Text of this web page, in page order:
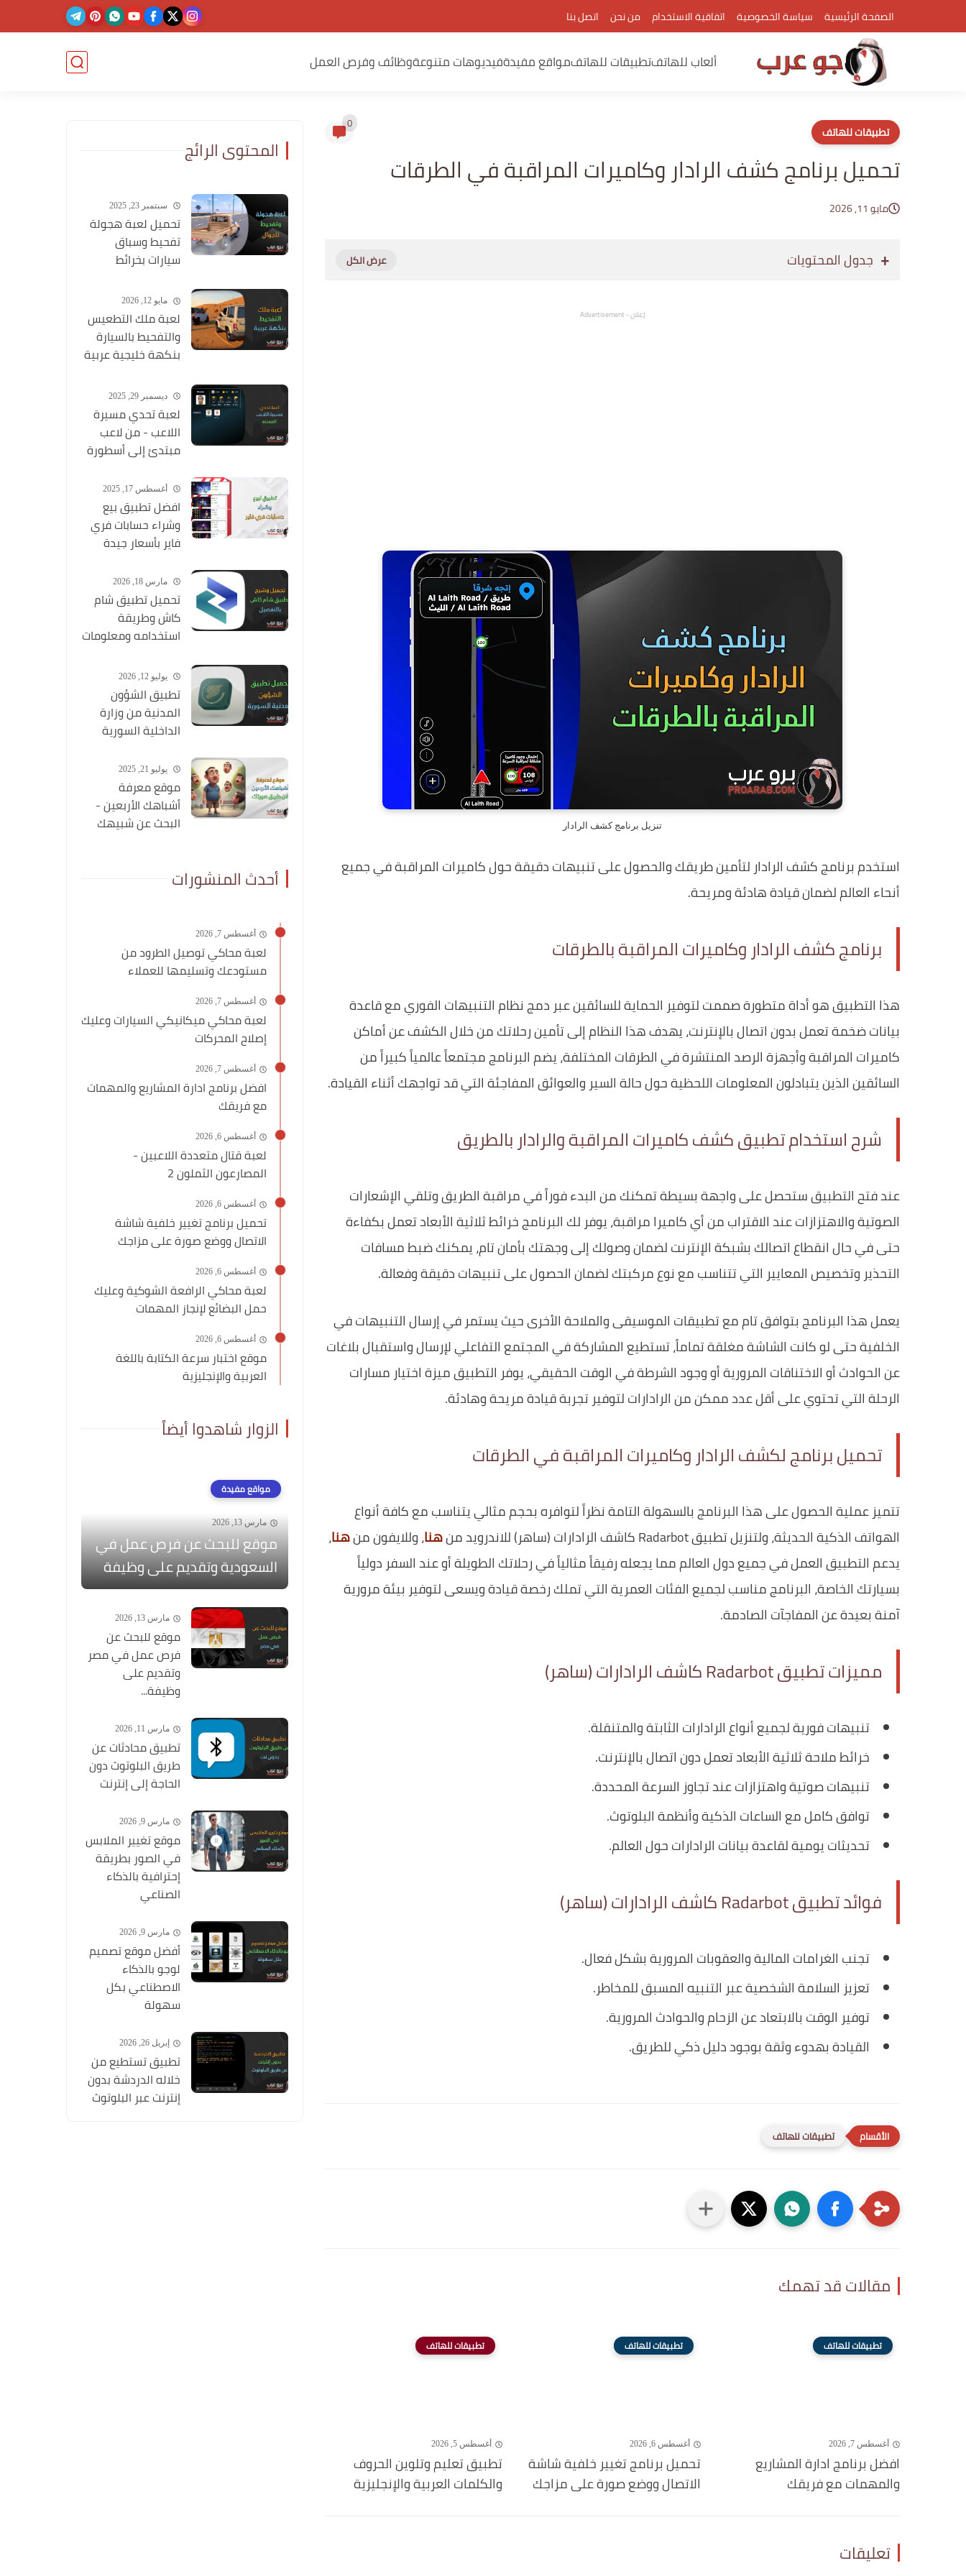
الصفحة الرئيسية سياسة الخصوصية اتفاقية الاستخدام من نحن اتصل بنا
ألعاب للهاتفتطبيقات للهاتفمواقع مفيدةفيديوهات متنوعةوظائف وفرص العمل
تطبيقات للهاتف 0
تحميل برنامج كشف الرادار وكاميرات المراقبة في الطرقات
مايو 11, 2026
جدول المحتويات
إعلان - Advertisement
تنزيل برنامج كشف الرادار
استخدم برنامج كشف الرادار لتأمين طريقك والحصول على تنبيهات دقيقة حول كاميرات المراقبة في جميع
أنحاء العالم لضمان قيادة هادئة ومريحة.
برنامج كشف الرادار وكاميرات المراقبة بالطرقات
هذا التطبيق هو أداة متطورة صممت لتوفير الحماية للسائقين عبر دمج نظام التنبيهات الفوري مع قاعدة
بيانات ضخمة تعمل بدون اتصال بالإنترنت، يهدف هذا النظام إلى تأمين رحلاتك من خلال الكشف عن أماكن
كاميرات المراقبة وأجهزة الرصد المنتشرة في الطرقات المختلفة، يضم البرنامج مجتمعاً عالمياً كبيراً من
السائقين الذين يتبادلون المعلومات اللحظية حول حالة السير والعوائق المفاجئة التي قد تواجهك أثناء القيادة.
شرح استخدام تطبيق كشف كاميرات المراقبة والرادار بالطريق
عند فتح التطبيق ستحصل على واجهة بسيطة تمكنك من البدء فوراً في مراقبة الطريق وتلقي الإشعارات
الصوتية والاهتزازات عند الاقتراب من أي كاميرا مراقبة، يوفر لك البرنامج خرائط ثلاثية الأبعاد تعمل بكفاءة
حتى في حال انقطاع اتصالك بشبكة الإنترنت لضمان وصولك إلى وجهتك بأمان تام، يمكنك ضبط مسافات
التحذير وتخصيص المعايير التي تتناسب مع نوع مركبتك لضمان الحصول على تنبيهات دقيقة وفعالة.
يعمل هذا البرنامج بتوافق تام مع تطبيقات الموسيقى والملاحة الأخرى حيث يستمر في إرسال التنبيهات في
الخلفية حتى لو كانت الشاشة مغلقة تماماً، تستطيع المشاركة في المجتمع التفاعلي لإرسال واستقبال بلاغات
عن الحوادث أو الاختناقات المرورية أو وجود الشرطة في الوقت الحقيقي، يوفر التطبيق ميزة اختيار مسارات
الرحلة التي تحتوي على أقل عدد ممكن من الرادارات لتوفير تجربة قيادة مريحة وهادئة.
تحميل برنامج لكشف الرادار وكاميرات المراقبة في الطرقات
تتميز عملية الحصول على هذا البرنامج بالسهولة التامة نظراً لتوافره بحجم مثالي يتناسب مع كافة أنواع
الهواتف الذكية الحديثة، ولتنزيل تطبيق Radarbot كاشف الرادارات (ساهر) للاندرويد من
هنا، وللايفون منهنا،
يدعم التطبيق العمل في جميع دول العالم مما يجعله رفيقاً مثالياً في رحلاتك الطويلة أو عند السفر دولياً
بسيارتك الخاصة، البرنامج مناسب لجميع الفئات العمرية التي تملك رخصة قيادة ويسعى لتوفير بيئة مرورية
آمنة بعيدة عن المفاجآت الصادمة.
مميزات تطبيق Radarbot كاشف الرادارات (ساهر)
تنبيهات فورية لجميع أنواع الرادارات الثابتة والمتنقلة.
خرائط ملاحة ثلاثية الأبعاد تعمل دون اتصال بالإنترنت.
تنبيهات صوتية واهتزازات عند تجاوز السرعة المحددة.
توافق كامل مع الساعات الذكية وأنظمة البلوتوث.
تحديثات يومية لقاعدة بيانات الرادارات حول العالم.
فوائد تطبيق Radarbot كاشف الرادارات (ساهر)
تجنب الغرامات المالية والعقوبات المرورية بشكل فعال.
تعزيز السلامة الشخصية عبر التنبيه المسبق للمخاطر.
توفير الوقت بالابتعاد عن الزحام والحوادث المرورية.
القيادة بهدوء وثقة بوجود دليل ذكي للطريق.
تطبيقات للهاتف
مقالات قد تهمك
تطبيقات للهاتف
أغسطس 7, 2026
افضل برنامج ادارة المشاريع
والمهمات مع فريقك
تطبيقات للهاتف
أغسطس 6, 2026
تحميل برنامج تغيير خلفية شاشة
الاتصال ووضع صورة على مزاجك
تطبيقات للهاتف
أغسطس 5, 2026
تطبيق تعليم وتلوين الحروف
والكلمات العربية والإنجليزية
تعليقات
المحتوى الرائج
سبتمبر 23, 2025
تحميل لعبة هجولة
تفحيط وسباق
سيارات بخرائط
مايو 12, 2026
لعبة ملك التطعيس
والتفحيط بالسيارة
بنكهة خليجية عربية
ديسمبر 29, 2025
لعبة تحدي مسيرة
اللاعب - من لاعب
مبتدئ إلى أسطورة
أغسطس 17, 2025
افضل تطبيق بيع
وشراء حسابات فري
فاير بأسعار جيدة
مارس 18, 2026
تحميل تطبيق شام
كاش وطريقة
استخدامه ومعلومات
يوليو 12, 2026
تطبيق الشؤون
المدنية من وزارة
الداخلية السورية
يوليو 21, 2025
موقع معرفة
أشباهك الأربعين -
البحث عن شبيهك
أحدث المنشورات
أغسطس 7, 2026
لعبة محاكي توصيل الطرود من
مستودعك وتسليمها للعملاء
أغسطس 7, 2026
لعبة محاكي ميكانيكي السيارات وعليك
إصلاح المحركات
أغسطس 7, 2026
افضل برنامج ادارة المشاريع والمهمات
مع فريقك
أغسطس 6, 2026
لعبة قتال متعددة اللاعبين -
المصارعون الثملون 2
أغسطس 6, 2026
تحميل برنامج تغيير خلفية شاشة
الاتصال ووضع صورة على مزاجك
أغسطس 6, 2026
لعبة محاكي الرافعة الشوكية وعليك
حمل البضائع لإنجاز المهمات
أغسطس 6, 2026
موقع اختبار سرعة الكتابة باللغة
العربية والإنجليزية
الزوار شاهدوا أيضاً
مواقع مفيدة
مارس 13, 2026
موقع للبحث عن فرص عمل في
السعودية وتقديم على وظيفة
مارس 13, 2026
موقع للبحث عن
فرص عمل في مصر
وتقديم على
وظيفة...
مارس 11, 2026
تطبيق محادثات عن
طريق البلوتوث دون
الحاجة إلى إنترنت
مارس 9, 2026
موقع تغيير الملابس
في الصور بطريقة
إحترافية بالذكاء
الصناعي
مارس 9, 2026
أفضل موقع تصميم
لوجو بالذكاء
الاصطناعي بكل
سهولة
إبريل 26, 2026
تطبيق تستطيع من
خلاله الدردشة بدون
إنترنت عبر البلوتوث